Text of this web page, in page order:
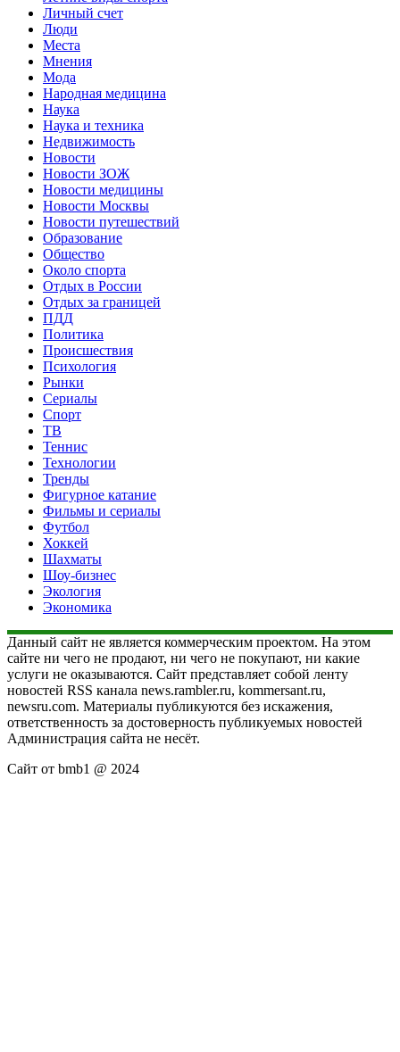
Личный счет
Люди
Места
Мнения
Мода
Народная медицина
Наука
Наука и техника
Недвижимость
Новости
Новости ЗОЖ
Новости медицины
Новости Москвы
Новости путешествий
Образование
Общество
Около спорта
Отдых в России
Отдых за границей
ПДД
Политика
Происшествия
Психология
Рынки
Сериалы
Спорт
ТВ
Теннис
Технологии
Тренды
Фигурное катание
Фильмы и сериалы
Футбол
Хоккей
Шахматы
Шоу-бизнес
Экология
Экономика
Данный сайт не является коммерческим проектом. На этом
сайте ни чего не продают, ни чего не покупают, ни какие
услуги не оказываются. Сайт представляет собой ленту
новостей RSS канала news.rambler.ru, kommersant.ru,
newsru.com. Материалы публикуются без искажения,
ответственность за достоверность публикуемых новостей
Администрация сайта не несёт.
Сайт от bmb1 @ 2024